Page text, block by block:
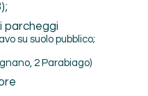
parcheggi
su suolo pubblico;
2 Parabiago)